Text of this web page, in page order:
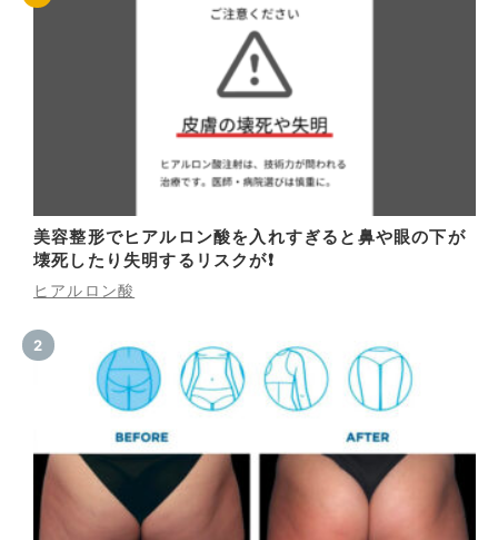
美容整形でヒアルロン酸を入れすぎると鼻や眼の下が
壊死したり失明するリスクが❗
ヒアルロン酸